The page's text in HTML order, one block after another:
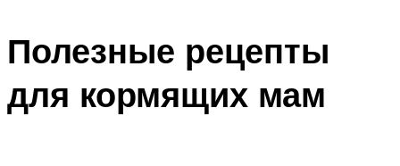
Полезные рецепты
для кормящих мам